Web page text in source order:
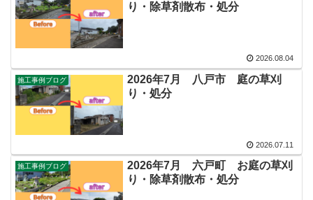
り・除草剤散布・処分
2026.08.04
施工事例ブログ
2026年7月 八戸市 庭の草刈
り・処分
2026.07.11
施工事例ブログ
2026年7月 六戸町 お庭の草刈
り・除草剤散布・処分